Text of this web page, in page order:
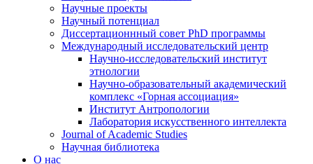
Научные проекты
Научный потенциал
Диссертационнный совет PhD программы
Международный исследовательский центр
Научно-исследовательский институт
этнологии
Научно-образовательный академический
комплекс «Горная ассоциация»
Институт Антропологии
Лаборатория искусственного интеллекта
Journal of Academic Studies
Научная библиотека
О нас